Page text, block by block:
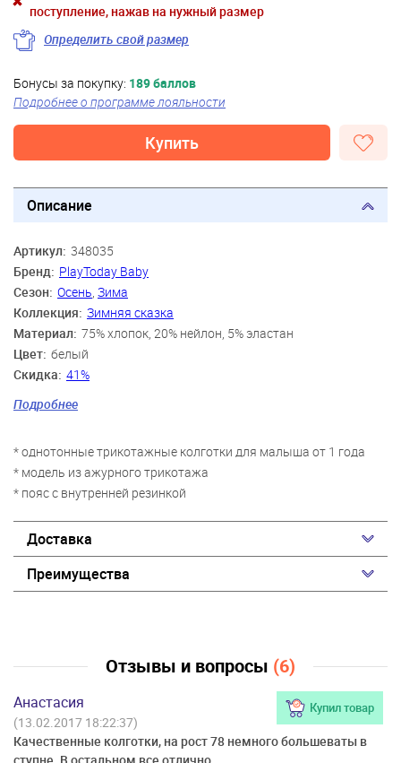
поступление, нажав на нужный размер
Определить свой размер
Бонусы за покупку: 189 баллов
Подробнее о программе лояльности
Купить
Описание
Артикул: 348035
Бренд: PlayToday Baby
Сезон: Осень, Зима
Коллекция: Зимняя сказка
Материал: 75% хлопок, 20% нейлон, 5% эластан
Цвет: белый
Скидка: 41%
Девочки
Возраст: 12-15 мес., 18-24 мес.
Подробнее
* однотонные трикотажные колготки для малыша от 1 года
* модель из ажурного трикотажа
* пояс с внутренней резинкой
Доставка
Преимущества
Отзывы и вопросы (6)
Анастасия Купил товар
(13.02.2017 18:22:37)
Качественные колготки, на рост 78 немного большеваты в